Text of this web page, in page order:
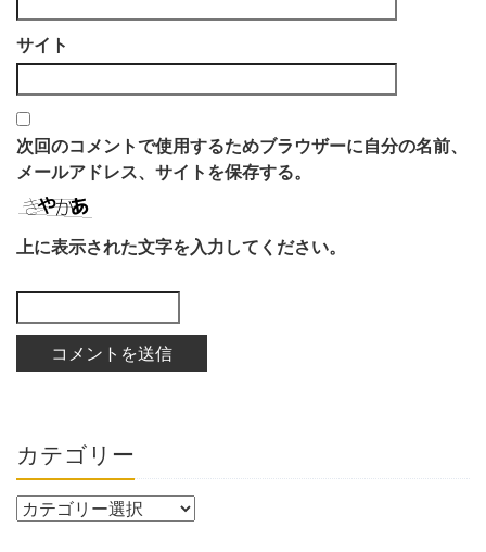
サイト
次回のコメントで使用するためブラウザーに自分の名前、
メールアドレス、サイトを保存する。
上に表示された文字を入力してください。
カテゴリー